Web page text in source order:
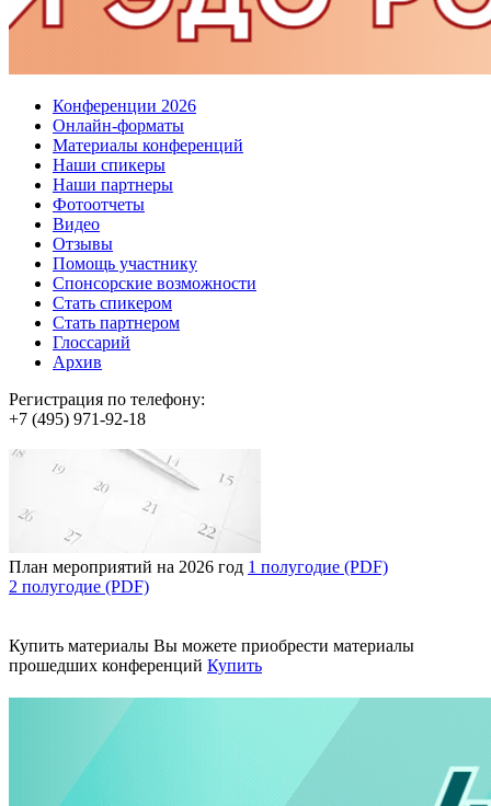
Конференции 2026
Онлайн-форматы
Материалы конференций
Наши спикеры
Наши партнеры
Фотоотчеты
Видео
Отзывы
Помощь участнику
Спонсорские возможности
Стать спикером
Стать партнером
Глоссарий
Архив
Регистрация по телефону:
+7 (495) 971-92-18
План мероприятий на 2026 год 1 полугодие (PDF)
2 полугодие (PDF)
Купить материалы Вы можете приобрести материалы
прошедших конференций Купить